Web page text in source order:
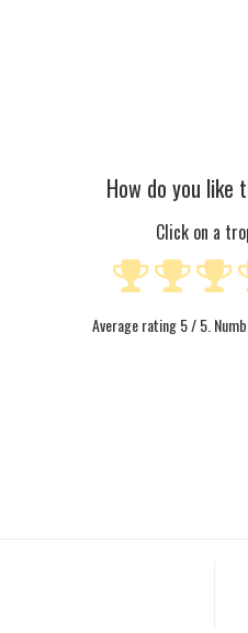
How do you like
Click on a
Average rating5/ 5.